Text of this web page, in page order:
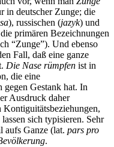
in deutscher Zunge; die
), russischen (jazyk) und
primären Bezeichnungen
“Zunge”). Und ebenso
Fall, daß eine ganze
Die Nase rümpfen ist in
die eine
Gestank hat. In
Ausdruck daher
sich typisieren. Sehr
aufs Ganze (lat. pars pro
.